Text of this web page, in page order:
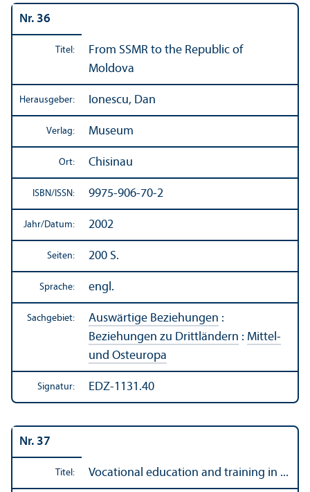
Nr. 36
Titel:
From SSMR to the Republic of
Moldova
Herausgeber: Ionescu, Dan
Verlag: Museum
Ort: Chisinau
ISBN/ISSN: 9975-906-70-2
Jahr/Datum: 2002
Seiten: 200 S.
Sprache: engl.
Sachgebiet: Auswärtige Beziehungen :
Beziehungen zu Drittländern : Mittel-
und Osteuropa
Signatur: EDZ-1131.40
Nr. 37
Titel: Vocational education and training in ...